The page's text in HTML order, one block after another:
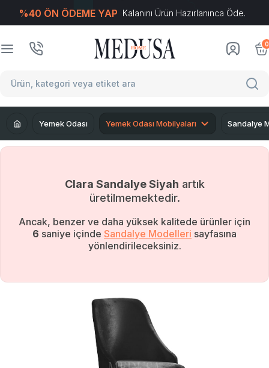
%40 ÖN ÖDEME YAP Kalanını Ürün Hazırlanınca Öde.
0
Yemek Odası Yemek Odası Mobilyaları Sandalye
Clara Sandalye Siyah artık
üretilmemektedir.
Ancak, benzer ve daha yüksek kalitede ürünler için
5 saniye içinde Sandalye Modelleri sayfasına
yönlendirileceksiniz.
T-Soft E-Ticaret Sistemleriyle Hazırlanmıştır.